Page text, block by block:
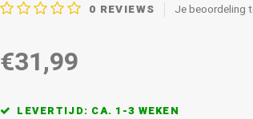
0 REVIEWS Je beoordeling
€31,99
LEVERTIJD: CA. 1-3 WEKEN